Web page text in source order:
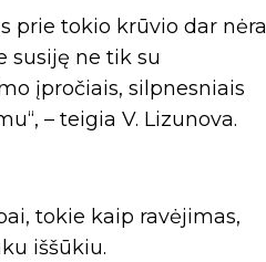
prie tokio krūvio dar nėra
susiję ne tik su
įpročiais, silpnesniais
– teigia V. Lizunova.
tokie kaip ravėjimas,
iššūkiu.